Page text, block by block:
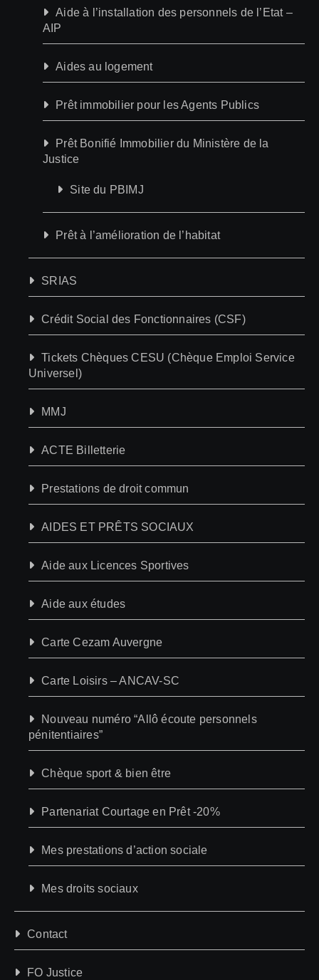
Aide à l’installation des personnels de l’Etat –
AIP
Aides au logement
Prêt immobilier pour les Agents Publics
Prêt Bonifié Immobilier du Ministère de la
Justice
Site du PBIMJ
Prêt à l’amélioration de l’habitat
SRIAS
Crédit Social des Fonctionnaires (CSF)
Tickets Chèques CESU (Chèque Emploi Service
Universel)
MMJ
ACTE Billetterie
Prestations de droit commun
AIDES ET PRÊTS SOCIAUX
Aide aux Licences Sportives
Aide aux études
Carte Cezam Auvergne
Carte Loisirs – ANCAV-SC
Nouveau numéro “Allô écoute personnels
pénitentiaires”
Chèque sport & bien être
Partenariat Courtage en Prêt -20%
Mes prestations d’action sociale
Mes droits sociaux
Contact
FO Justice